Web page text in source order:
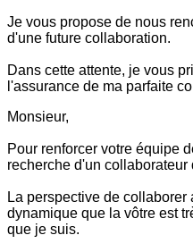
Je vous propose de nous
d'une future collaboration.
Dans cette attente, je vous
l'assurance de ma parfaite
Monsieur,
Pour renforcer votre équipe
recherche d'un
La perspective de
dynamique que la vôtre est
que je suis.